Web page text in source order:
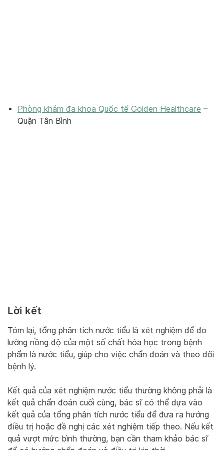
Phòng khám đa khoa Quốc tế Golden Healthcare –
Quận Tân Bình
Lời kết
Tóm lại, tổng phân tích nước tiểu là xét nghiệm để đo
lường nồng độ của một số chất hóa học trong bệnh
phẩm là nước tiểu, giúp cho việc chẩn đoán và theo dõi
bệnh lý.
Kết quả của xét nghiệm nước tiểu thường không phải là
kết quả chẩn đoán cuối cùng, bác sĩ có thể dựa vào
kết quả của tổng phân tích nước tiểu để đưa ra hướng
điều trị hoặc đề nghị các xét nghiệm tiếp theo. Nếu kết
quả vượt mức bình thường, bạn cần tham khảo bác sĩ